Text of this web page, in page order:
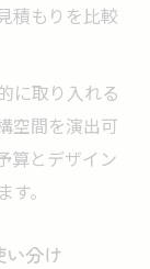
積もりを比較
に取り入れる
空間を演出可
算とデザイン
。
い分け